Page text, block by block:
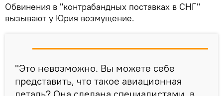
Обвинения в "контрабандных поставках в СНГ"
вызывают у Юрия возмущение.
"Это невозможно. Вы можете себе
представить, что такое авиационная